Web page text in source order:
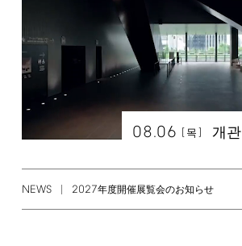
08.06 [ 목 ] 개관
NEWS 2027年度開催展覧会のお知らせ